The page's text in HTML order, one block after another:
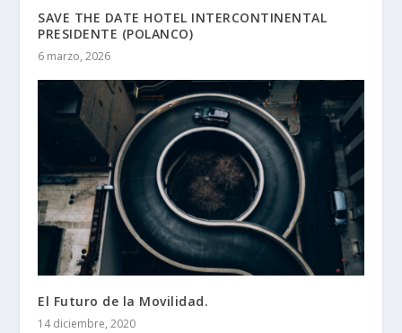
SAVE THE DATE HOTEL INTERCONTINENTAL
PRESIDENTE (POLANCO)
6 marzo, 2026
El Futuro de la Movilidad.
14 diciembre, 2020